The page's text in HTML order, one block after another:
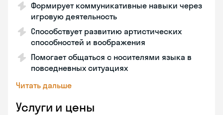
Формирует коммуникативные навыки через
игровую деятельность
Способствует развитию артистических
способностей и воображения
Помогает общаться с носителями языка в
повседневных ситуациях
Читать дальше
Услуги и цены